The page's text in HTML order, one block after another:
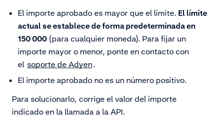
El importe aprobado es mayor que el límite. El límite
actual se establece de forma predeterminada en
150 000 (para cualquier moneda). Para fijar un
importe mayor o menor, ponte en contacto con
el soporte de Adyen.
El importe aprobado no es un número positivo.
Para solucionarlo, corrige el valor del importe
indicado en la llamada a la API.